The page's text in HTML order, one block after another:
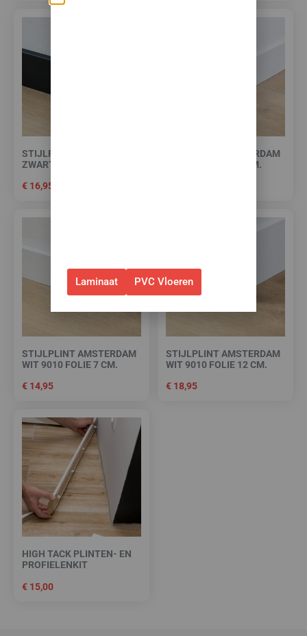
STIJLPLINT AMSTERDAM
ZWART FOLIE 7 CM.
€ 16,95
STIJLPLINT AMSTERDAM
WIT 9010 FOLIE 9 CM.
STIJLPLINT AMSTERDAM
WIT 9010 FOLIE 7 CM.
€ 14,95
STIJLPLINT AMSTERDAM
WIT 9010 FOLIE 12 CM.
€ 18,95
HIGH TACK PLINTEN- EN
PROFIELENKIT
€ 15,00
Laminaat PVC Vloeren